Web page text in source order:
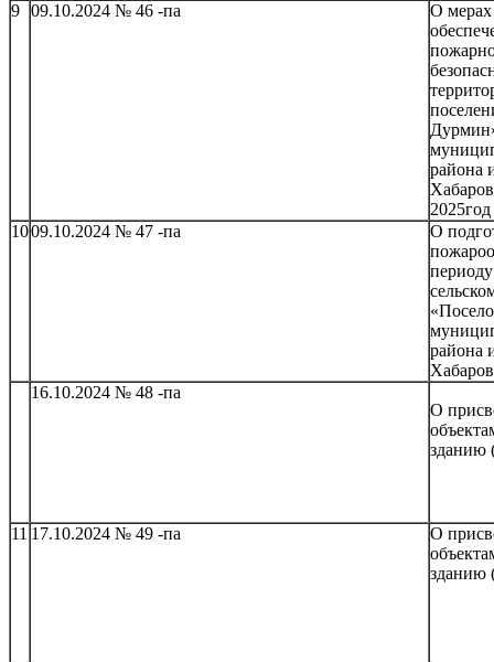
9 09.10.2024 № 46 -па
О
района
2025год
1009.10.2024 № 47 -па
О
района
16.10.2024 № 48 -па
О
зданию
11 17.10.2024 № 49 -па
О
зданию